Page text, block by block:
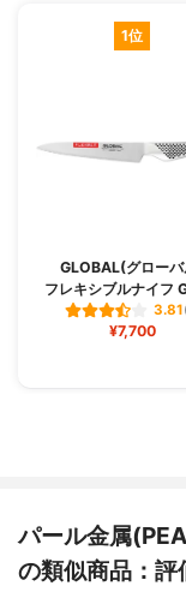
1位
GLOBAL(グロー
フレキシブルナイフ
3.81
¥7,700
パール金属
の類似商品：